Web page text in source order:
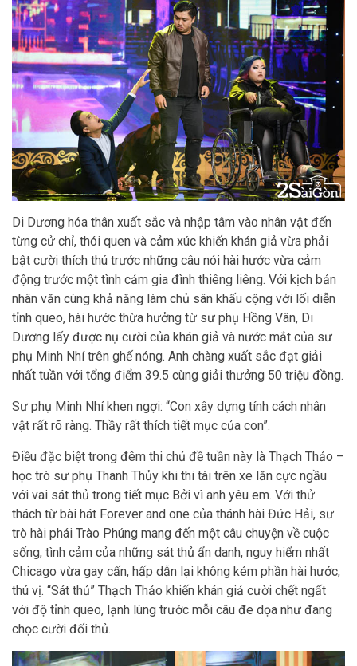
Di Dương hóa thân xuất sắc và nhập tâm vào nhân vật đến
từng cử chỉ, thói quen và cảm xúc khiến khán giả vừa phải
bật cười thích thú trước những câu nói hài hước vừa cảm
động trước một tình cảm gia đình thiêng liêng. Với kịch bản
nhân văn cùng khả năng làm chủ sân khấu cộng với lối diễn
tỉnh queo, hài hước thừa hưởng từ sư phụ Hồng Vân, Di
Dương lấy được nụ cười của khán giả và nước mắt của sư
phụ Minh Nhí trên ghế nóng. Anh chàng xuất sắc đạt giải
nhất tuần với tổng điểm 39.5 cùng giải thưởng 50 triệu đồng.
Sư phụ Minh Nhí khen ngợi: “Con xây dựng tính cách nhân
vật rất rõ ràng. Thầy rất thích tiết mục của con”.
Điều đặc biệt trong đêm thi chủ đề tuần này là Thạch Thảo –
học trò sư phụ Thanh Thủy khi thi tài trên xe lăn cực ngầu
với vai sát thủ trong tiết mục Bởi vì anh yêu em. Với thử
thách từ bài hát Forever and one của thánh hài Đức Hải, sư
trò hài phái Trào Phúng mang đến một câu chuyện về cuộc
sống, tình cảm của những sát thủ ẩn danh, nguy hiểm nhất
Chicago vừa gay cấn, hấp dẫn lại không kém phần hài hước,
thú vị. “Sát thủ” Thạch Thảo khiến khán giả cười chết ngất
với độ tỉnh queo, lạnh lùng trước mỗi câu đe dọa như đang
chọc cười đối thủ.